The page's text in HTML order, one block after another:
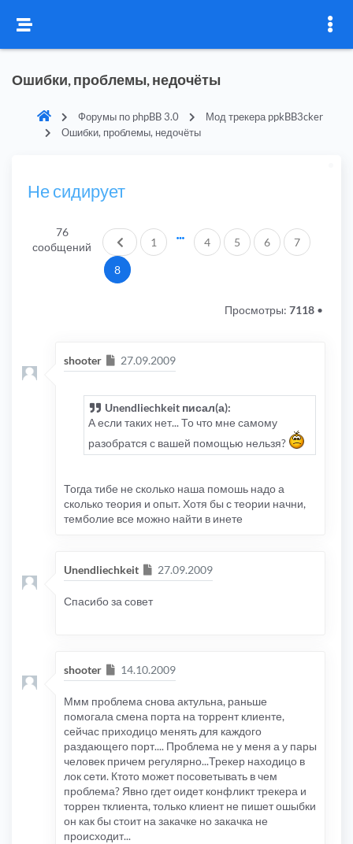
Ошибки, проблемы, недочёты
Форумы по phpBB 3.0
Мод трекера ppkBB3cker
Ошибки, проблемы, недочёты
Не сидирует
76
сообщений
Пред.
1 4 5 6 7
8
Просмотры: 7118 •
shooter Сообщение
27.09.2009
Unendliechkeit писал(а):
А если таких нет... То что мне самому
разобратся с вашей помощью нельзя?
Тогда тибе не сколько наша помошь надо а
сколько теория и опыт. Хотя бы с теории начни,
темболие все можно найти в инете
Unendliechkeit Сообщение
27.09.2009
Спасибо за совет
shooter Сообщение
14.10.2009
Ммм проблема снова актульна, раньше
помогала смена порта на торрент клиенте,
сейчас приходицо менять для каждого
раздающего порт.... Проблема не у меня а у пары
человек причем регулярно...Трекер находицо в
лок сети. Ктото может посоветывать в чем
проблема? Явно гдет оидет конфликт трекера и
торрен тклиента, только клиент не пишет ошыбки
он как бы стоит на закачке но закачка не
происходит...